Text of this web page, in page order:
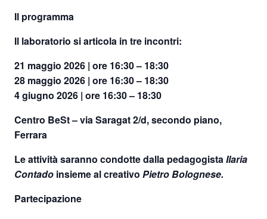
Il programma
Il laboratorio si articola in tre incontri:
21 maggio 2026 | ore 16:30 – 18:30
28 maggio 2026 | ore 16:30 – 18:30
4 giugno 2026 | ore 16:30 – 18:30
Centro BeSt – via Saragat 2/d, secondo piano,
Ferrara
Le attività saranno condotte dalla pedagogistaIlaria
Contado insieme al creativo Pietro Bolognese.
Partecipazione